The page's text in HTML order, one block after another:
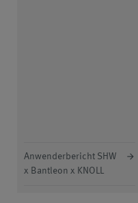
Anwenderbericht SHW
x Bantleon x KNOLL